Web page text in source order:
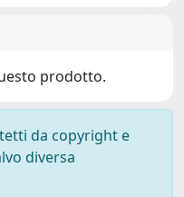
prodotto.
da copyright e
diversa